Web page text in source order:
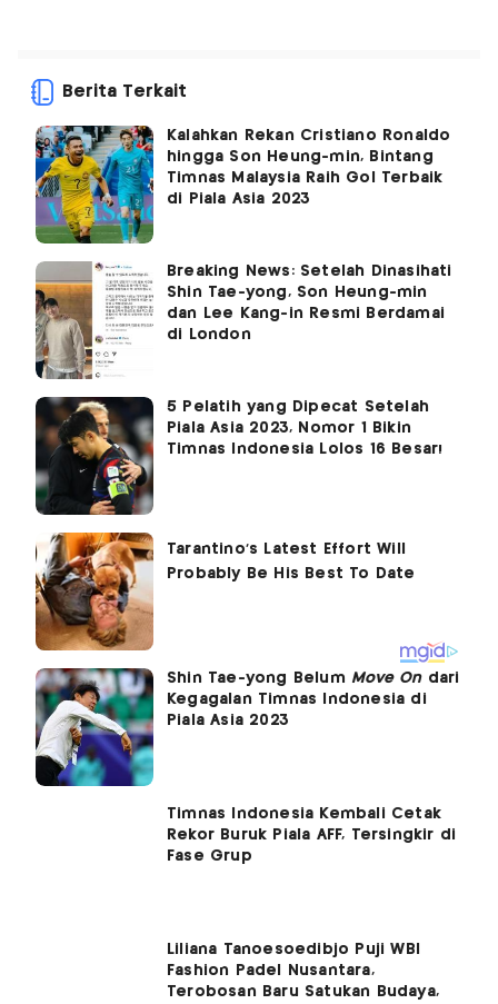
Berita Terkait
Kalahkan Rekan Cristiano Ronaldo
hingga Son Heung-min, Bintang
Timnas Malaysia Raih Gol Terbaik
di Piala Asia 2023
Breaking News: Setelah Dinasihati
Shin Tae-yong, Son Heung-min
dan Lee Kang-in Resmi Berdamai
di London
5 Pelatih yang Dipecat Setelah
Piala Asia 2023, Nomor 1 Bikin
Timnas Indonesia Lolos 16 Besar!
Shin Tae-yong Belum Move Ondari
Kegagalan Timnas Indonesia di
Piala Asia 2023
Timnas Indonesia Kembali Cetak
Rekor Buruk Piala AFF, Tersingkir di
Fase Grup
Liliana Tanoesoedibjo Puji WBI
Fashion Padel Nusantara,
Terobosan Baru Satukan Budaya,